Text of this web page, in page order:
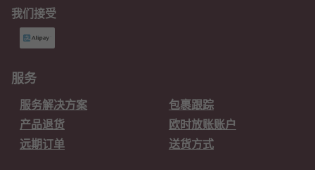
我们接受
服务
服务解决方案
包裹跟踪
产品退货
欧时放账账户
远期订单
送货方式